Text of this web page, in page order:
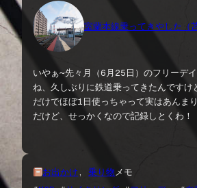
室蘭本線乗ってきやした（
いやぁ〜先々月（6月25日）のフリーデ
ね、久しぶりに鉄道乗ってきたんですけ
だけでほぼ1日使っちゃって実はあんま
だけど、せっかくなので記録しとくわ
お出かけ , 乗り物 メモ